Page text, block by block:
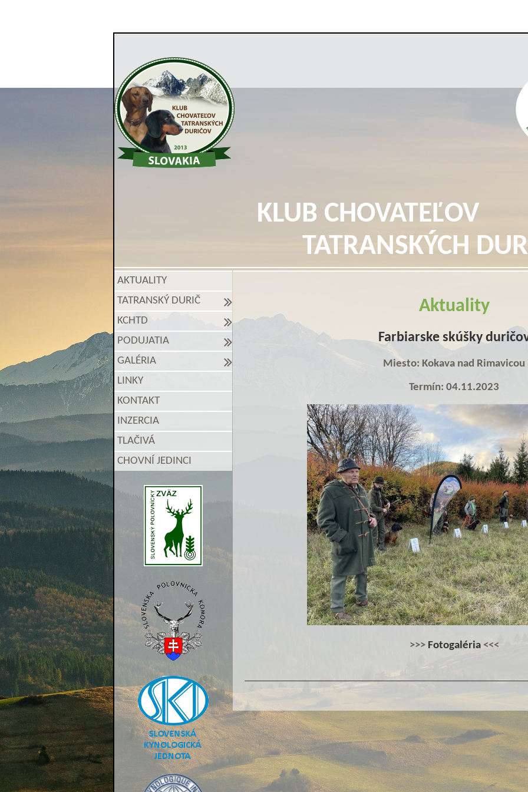
KLUB CHOVATEĽOV
TATRANSKÝCH
AKTUALITY
TATRANSKÝ DURIČ
KCHTD
PODUJATIA
GALÉRIA
LINKY
KONTAKT
INZERCIA
TLAČIVÁ
CHOVNÍ JEDINCI
Aktuality
Farbiarske skúšky
Miesto: Kokava nad Rimavicou
Termín: 04.11.2023
>>> Fotogaléria<<<